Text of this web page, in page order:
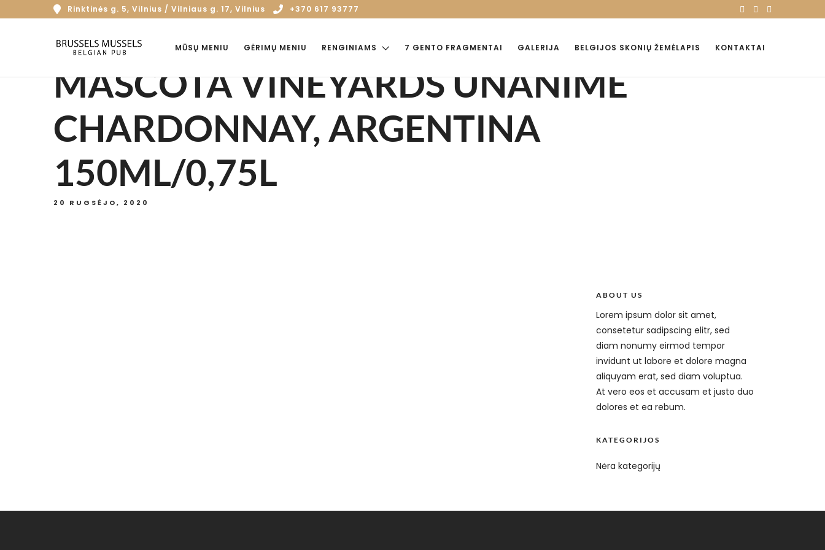
Rinktinės g. 5, Vilnius / Vilniaus g. 17, Vilnius +370 617 93777
MŪSŲ MENIU GĖRIMŲ MENIU RENGINIAMS 7 GENTO FRAGMENTAI GALERIJA BELGIJOS SKONIŲ ŽEMĖLAPIS KONTAKTAI
MASCOTA VINEYARDS UNANIME
CHARDONNAY, ARGENTINA
150ML/0,75L
20 RUGSĖJO, 2020
ABOUT US
Lorem ipsum dolor sit amet,
consetetur sadipscing elitr, sed
diam nonumy eirmod tempor
invidunt ut labore et dolore magna
aliquyam erat, sed diam voluptua.
At vero eos et accusam et justo duo
dolores et ea rebum.
KATEGORIJOS
Nėra kategorijų